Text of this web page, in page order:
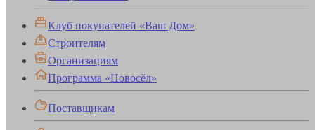
Клуб покупателей «Ваш Дом»
Строителям
Организациям
Программа «Новосёл»
Поставщикам